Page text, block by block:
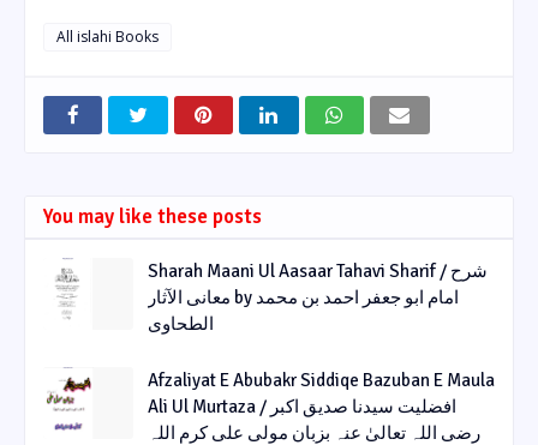
All islahi Books
You may like these posts
Sharah Maani Ul Aasaar Tahavi Sharif / شرح
معانی الآثار by امام ابو جعفر احمد بن محمد
الطحاوی
Afzaliyat E Abubakr Siddiqe Bazuban E Maula
Ali Ul Murtaza / افضلیت سیدنا صدیق اکبر
رضی اللہ تعالیٰ عنہ بزبان مولی علی کرم اللہ